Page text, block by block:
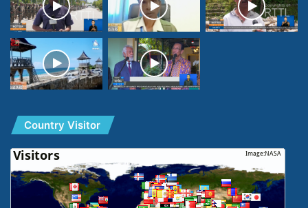
Country Visitor